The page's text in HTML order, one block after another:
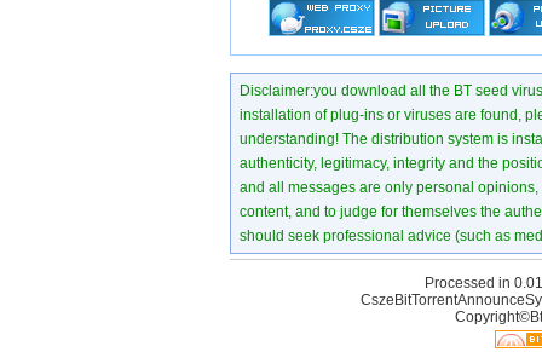
Disclaimer:you download all the BT seed
installation of plug-ins or viruses are found,
understanding! The distribution system is
authenticity, legitimacy, integrity and the
and all messages are only personal
content, and to judge for themselves the
should seek professional advice (such as
Processed in